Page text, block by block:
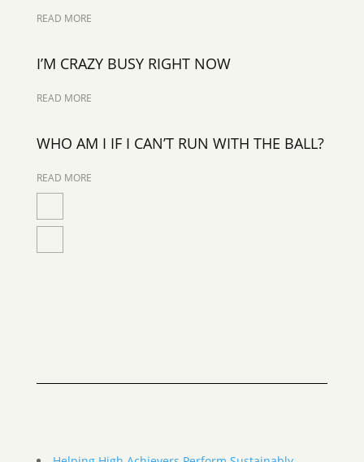
READ MORE
I’M CRAZY BUSY RIGHT NOW
READ MORE
WHO AM I IF I CAN’T RUN WITH THE BALL?
READ MORE